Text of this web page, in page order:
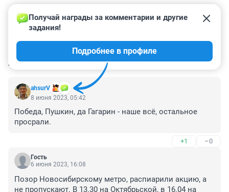
КОММЕНТАРИИ 39
аhsurV
Получай награды за комментарии и другие
задания!
Подробнее в профиле
8 июня 2023, 05:42
Победа, Пушкин, да Гагарин - наше всё, остальное
просрали.
+1 –0
Гость
6 июня 2023, 16:08
Позор Новосибирскому метро, распиарили акцию, а
не пропускают. В 13.30 на Октябрьской, в 16.04 на